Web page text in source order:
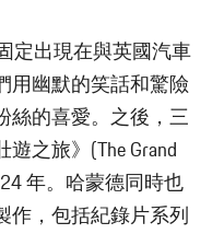
定出現在與英國汽車
用幽默的笑話和驚險
絲的喜愛。之後，三
之旅》(The Grand
年。哈蒙德同時也
作，包括紀錄片系列